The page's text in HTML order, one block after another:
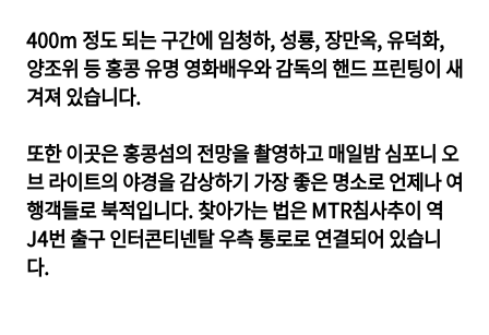
400m 정도 되는 구간에 임청하, 성룡, 장만옥, 유덕화,
양조위 등 홍콩 유명 영화배우와 감독의 핸드 프린팅이 새
겨져 있습니다.
또한 이곳은 홍콩섬의 전망을 촬영하고 매일밤 심포니 오
브 라이트의 야경을 감상하기 가장 좋은 명소로 언제나 여
행객들로 북적입니다. 찾아가는 법은 MTR침사추이 역
J4번 출구 인터콘티넨탈 우측 통로로 연결되어 있습니
다.